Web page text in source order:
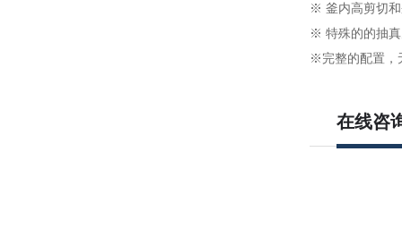
※ 釜内高剪切和
※ 特殊的的抽真
※完整的配置，
在线咨